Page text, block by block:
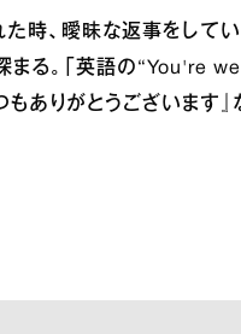
時、曖昧な返事をして
まる。「英語の“You're
もありがとうございます